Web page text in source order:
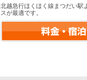
北越急行ほくほく線まつだい駅
スが最適です。